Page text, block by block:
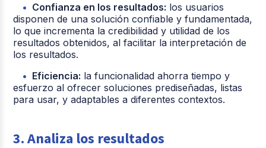
Confianza en los resultados: los usuarios
disponen de una solución confiable y fundamentada,
lo que incrementa la credibilidad y utilidad de los
resultados obtenidos, al facilitar la interpretación de
los resultados.
Eficiencia: la funcionalidad ahorra tiempo y
esfuerzo al ofrecer soluciones prediseñadas, listas
para usar, y adaptables a diferentes contextos.
3. Analiza los resultados